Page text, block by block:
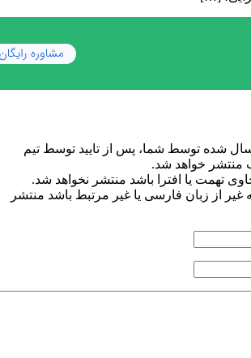
شده توسط شما، پس از تایید توسط تیم
منتشر خواهد شد.
تهمت یا افترا باشد منتشر نخواهد شد.
غیر از زبان فارسی یا غیر مرتبط باشد منتشر